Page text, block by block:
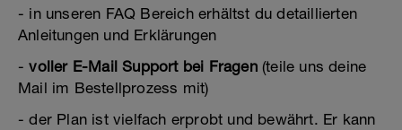
- in unseren FAQ Bereich erhältst du detaillierten
Anleitungen und Erklärungen
-voller E-Mail Support bei Fragen(teile uns deine
Mail im Bestellprozess mit)
- der Plan ist vielfach erprobt und bewährt. Er kann